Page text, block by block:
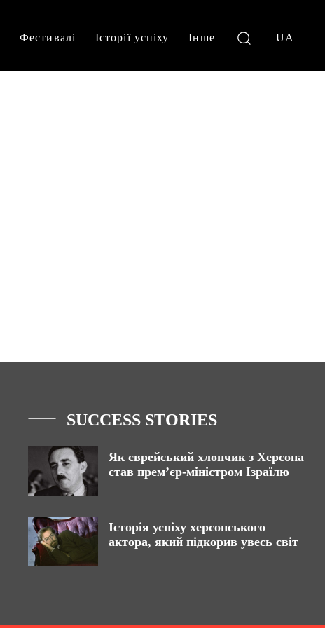
Фестивалі Історії успіху Інше UA
SUCCESS STORIES
Як єврейський хлопчик з Херсона
став прем’єр-міністром Ізраїлю
Історія успіху херсонського
актора, який підкорив увесь світ